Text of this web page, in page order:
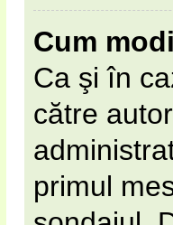
Cum
Ca şi în
către
primul